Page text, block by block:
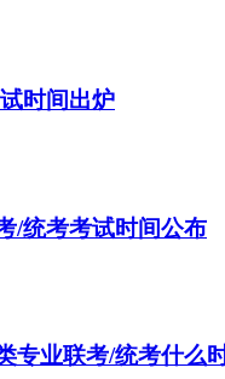
时间出炉
/统考考试时间公布
专业联考/统考什么